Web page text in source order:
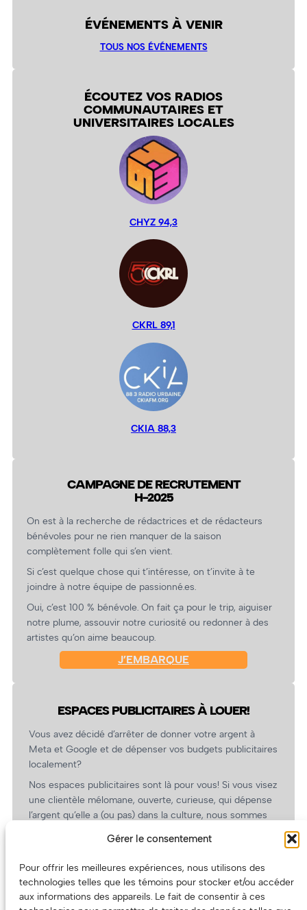
Gérer le consentement
Pour offrir les meilleures expériences, nous utilisons des
technologies telles que les témoins pour stocker et/ou accéder
aux informations des appareils. Le fait de consentir à ces
ÉVÉNEMENTS À VENIR
TOUS NOS ÉVÉNEMENTS
ÉCOUTEZ VOS RADIOS
COMMUNAUTAIRES ET
UNIVERSITAIRES LOCALES
CHYZ 94,3
CKRL 89,1
CKIA 88,3
CAMPAGNE DE RECRUTEMENT
H-2025
On est à la recherche de rédactrices et de rédacteurs
bénévoles pour ne rien manquer de la saison
complètement folle qui s’en vient.
Si c’est quelque chose qui t’intéresse, on t’invite à te
joindre à notre équipe de passionné.es.
Oui, c’est 100 % bénévole. On fait ça pour le trip, aiguiser
notre plume, assouvir notre curiosité ou redonner à des
artistes qu’on aime beaucoup.
J’EMBARQUE
ESPACES PUBLICITAIRES À LOUER!
Vous avez décidé d’arrêter de donner votre argent à
Meta et Google et de dépenser vos budgets publicitaires
localement?
Nos espaces publicitaires sont là pour vous! Si vous visez
une clientèle mélomane, ouverte, curieuse, qui dépense
l’argent qu’elle a (ou pas) dans la culture, nous sommes
revient.
(Oui, on va avoir des tarifs spéciaux pour vous, les
artistes!)